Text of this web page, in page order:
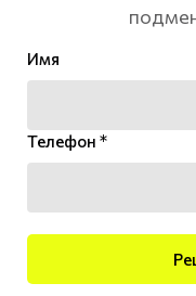
Имя
Телефон *